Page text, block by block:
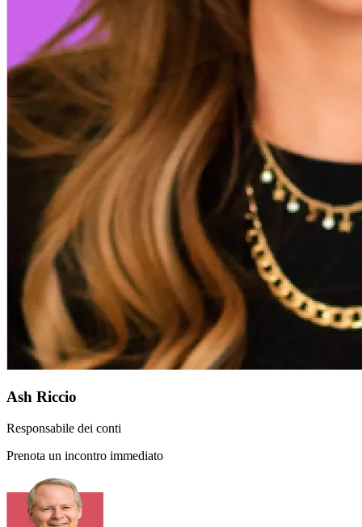
Ash Riccio
Responsabile dei conti
Prenota un incontro immediato